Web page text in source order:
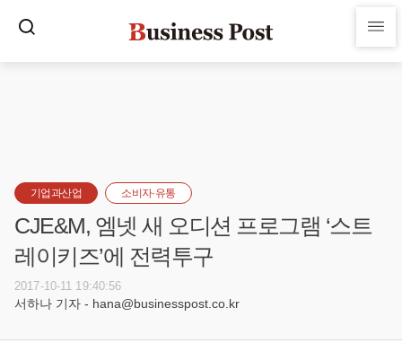
기업과산업 소비자·유통
CJE&M, 엠넷 새 오디션 프로그램 ‘스트
레이키즈’에 전력투구
2017-10-11 19:40:56
서하나 기자 - hana@businesspost.co.kr